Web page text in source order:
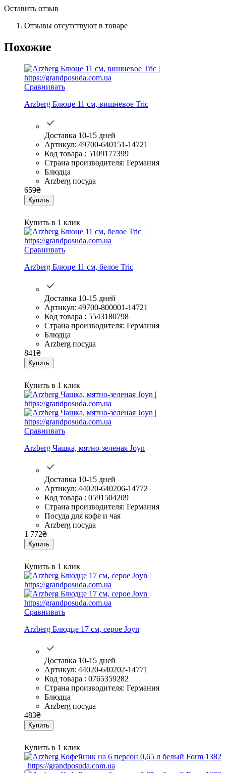
Оставить отзыв
Отзывы отсутствуют в товаре
Похожие
Сравнивать
Arzberg Блюце 11 см, вишневое Tric
Доставка 10-15 дней
Артикул: 49700-640151-14721
Код товара : 5109177399
Страна производителя: Германия
Блюдца
Arzberg посуда
659₴
Купить
Купить в 1 клик
Сравнивать
Arzberg Блюце 11 см, белое Tric
Доставка 10-15 дней
Артикул: 49700-800001-14721
Код товара : 5543180798
Страна производителя: Германия
Блюдца
Arzberg посуда
841₴
Купить
Купить в 1 клик
Сравнивать
Arzberg Чашка, мятно-зеленая Joyn
Доставка 10-15 дней
Артикул: 44020-640206-14772
Код товара : 0591504209
Страна производителя: Германия
Посуда для кофе и чая
Arzberg посуда
1 772₴
Купить
Купить в 1 клик
Сравнивать
Arzberg Блюдце 17 см, серое Joyn
Доставка 10-15 дней
Артикул: 44020-640202-14771
Код товара : 0765359282
Страна производителя: Германия
Блюдца
Arzberg посуда
483₴
Купить
Купить в 1 клик